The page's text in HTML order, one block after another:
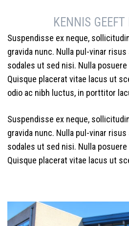
KENNIS
Suspendisse ex neque,
gravida nunc. Nulla pul-vinar
sodales ut sed nisi. Nulla
Quisque placerat vitae lacus ut
odio ac nibh luctus, in porttitor
Suspendisse ex neque,
gravida nunc. Nulla pul-vinar
sodales ut sed nisi. Nulla
Quisque placerat vitae lacus ut